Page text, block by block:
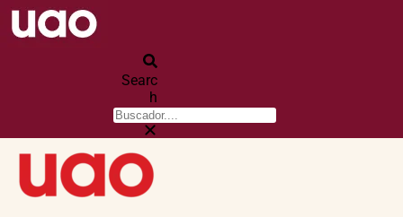
Searc
h